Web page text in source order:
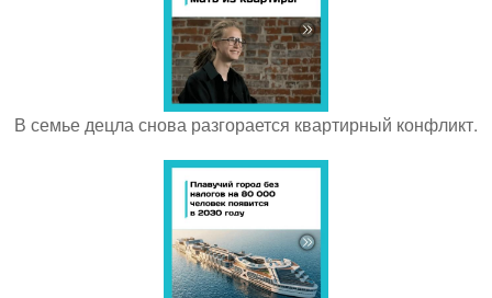
В семье децла снова разгорается квартирный конфликт.